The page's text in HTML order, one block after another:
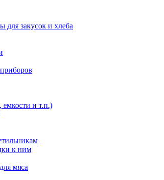
для закусок и хлеба
и т.п.)
к ним
мяса